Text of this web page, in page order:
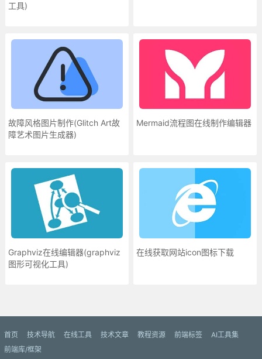
工具)
故障风格图片制作(Glitch Art故
障艺术图片生成器)
Mermaid流程图在线制作编辑器
Graphviz在线编辑器(graphviz
图形可视化工具)
在线获取网站icon图标下载
首页 技术导航 在线工具 技术文章 教程资源 前端标签
AI工具集
前端库/框架